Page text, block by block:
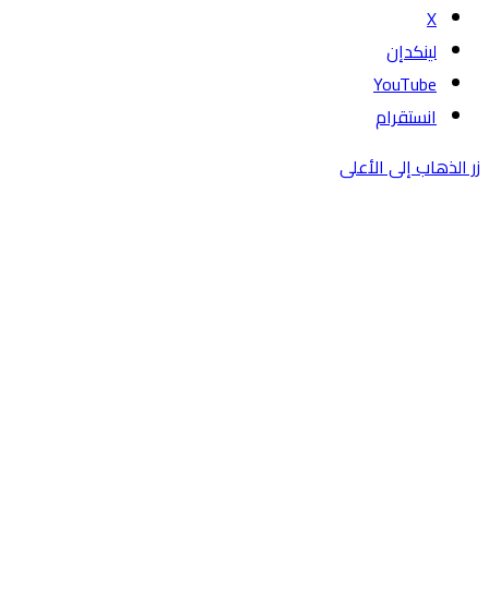
‫X
لينكدإن
‫YouTube
انستقرام
زر الذهاب إلى الأعلى